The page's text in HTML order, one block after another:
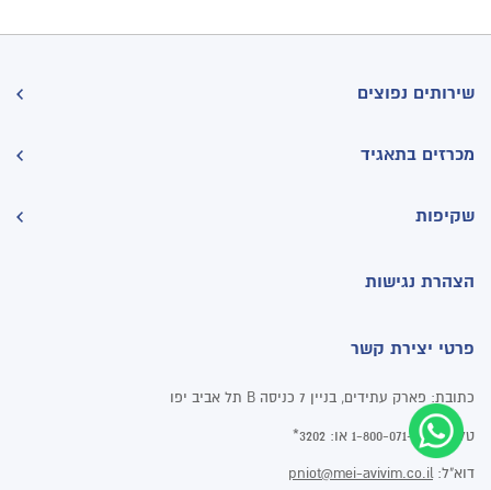
שירותים נפוצים
מכרזים בתאגיד
שקיפות
הצהרת נגישות
פרטי יצירת קשר
כתובת: פארק עתידים, בניין 7 כניסה B תל אביב יפו
טלפון: 1-800-071-202 או: 3202*
דוא"ל: pniot@mei-avivim.co.il